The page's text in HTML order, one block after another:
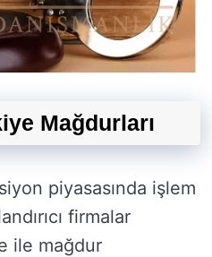
Mağdurları
piyasasında işlem
firmalar
ile mağdur